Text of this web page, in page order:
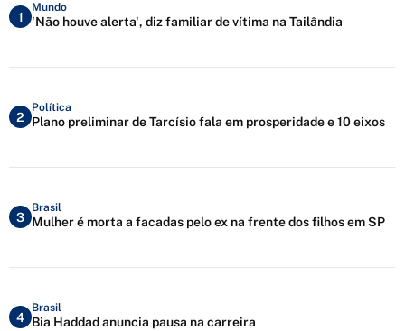
1
Mundo
'Não houve alerta', diz familiar de vítima na Tailândia
2
Política
Plano preliminar de Tarcísio fala em prosperidade e 10 eixos
3
Brasil
Mulher é morta a facadas pelo ex na frente dos filhos em SP
4
Brasil
Bia Haddad anuncia pausa na carreira